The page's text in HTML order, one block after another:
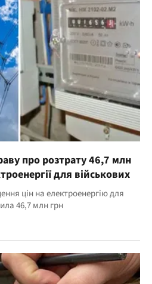
про розтрату 46,7 млн
для військових
цін на електроенергію для
46,7 млн грн